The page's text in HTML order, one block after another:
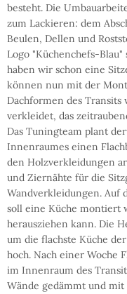
besteht. Die
zum Lackieren: dem
Beulen, Dellen und
Logo "Küchenchefs-
haben wir schon eine
können nun mit der
Dachformen des
verkleidet, das
Das Tuningteam plant
Innenraumes einen
den Holzverkleidungen
und Ziernähte für die
Wandverkleidungen. Auf
soll eine Küche montiert
herausziehen kann. Die
um die flachste Küche
hoch. Nach einer Woche
im Innenraum des
Wände gedämmt und